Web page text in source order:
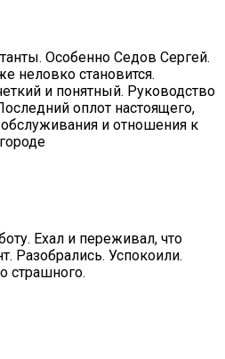
Особенно Седов Сергей.
неловко становится.
и понятный. Руководство
оплот настоящего,
и отношения к
Ехал и переживал, что
Разобрались. Успокоили.
страшного.